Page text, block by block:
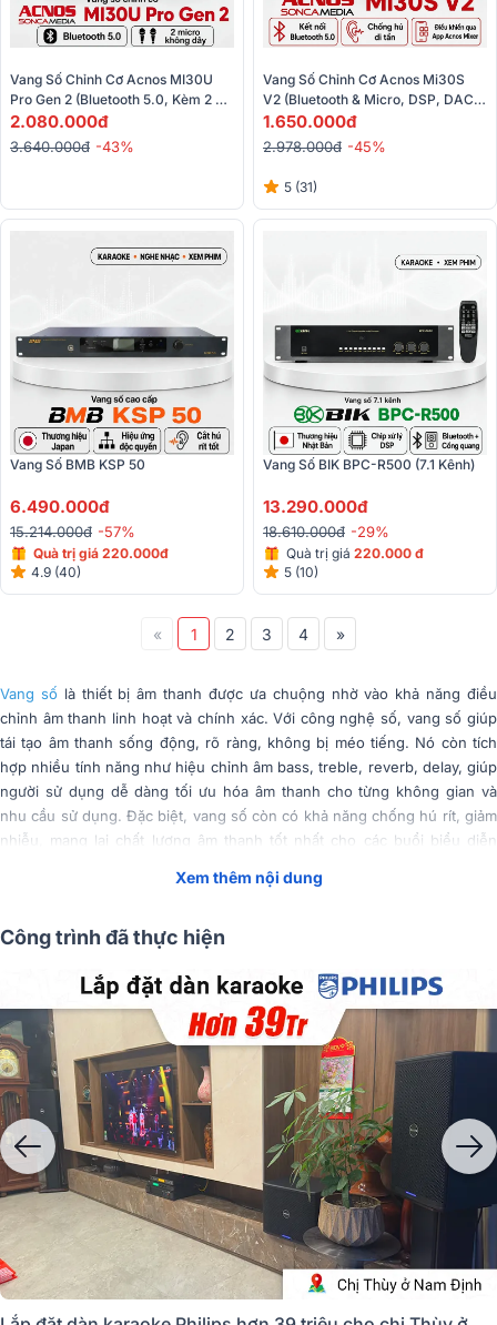
Vang Số Chỉnh Cơ Acnos MI30U
Pro Gen 2 (Bluetooth 5.0, Kèm 2
Micro)
2.080.000đ
3.640.000đ -43%
Vang Số Chỉnh Cơ Acnos Mi30S
V2 (Bluetooth & Micro, DSP, DAC
24bit, Kết Nối FM Ô Tô Hát
Karaoke)
1.650.000đ
2.978.000đ -45%
5 (31)
Vang Số BMB KSP 50
6.490.000đ
15.214.000đ -57%
Quà trị giá 220.000đ
4.9 (40)
Vang Số BIK BPC-R500 (7.1 Kênh)
13.290.000đ
18.610.000đ -29%
Quà trị giá 220.000 đ
5 (10)
« 1 2 3 4 »
Vang số là thiết bị âm thanh được ưa chuộng nhờ vào khả năng điều
chỉnh âm thanh linh hoạt và chính xác. Với công nghệ số, vang số giúp
tái tạo âm thanh sống động, rõ ràng, không bị méo tiếng. Nó còn tích
hợp nhiều tính năng như hiệu chỉnh âm bass, treble, reverb, delay, giúp
người sử dụng dễ dàng tối ưu hóa âm thanh cho từng không gian và
nhu cầu sử dụng. Đặc biệt, vang số còn có khả năng chống hú rít, giảm
nhiễu, mang lại chất lượng âm thanh tốt nhất cho các buổi biểu diễn
Vang số là thiết bị không thể thiếu trong bộ dàn karaoke (Ảnh sản
phẩm: Vang số JBL VX9
Xem thêm nội dung
Công trình đã thực hiện